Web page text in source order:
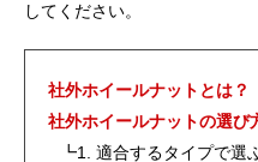
してください。
社外ホイールナットとは？
社外ホイールナットの選び
┗1. 適合するタイプで選